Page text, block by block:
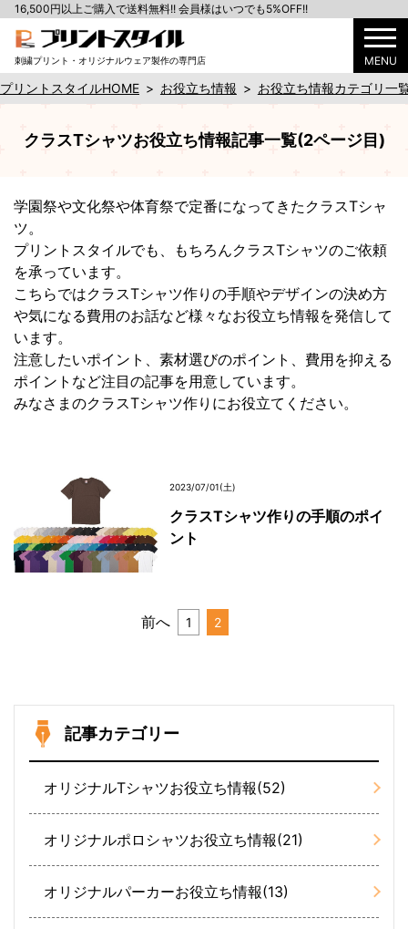
刺繍プリント・オリジナルウェア製作の専門店 MENU
16,500円以上ご購入で送料無料!! 会員様はいつでも5%OFF!!
プリントスタイルHOME > お役立ち情報 > お役立ち情報カテゴリ一
クラスTシャツお役立ち情報記事一覧(2ページ目)
学園祭や文化祭や体育祭で定番になってきたクラスTシャ
ツ。
プリントスタイルでも、もちろんクラスTシャツのご依頼
を承っています。
こちらではクラスTシャツ作りの手順やデザインの決め方
や気になる費用のお話など様々なお役立ち情報を発信して
います。
注意したいポイント、素材選びのポイント、費用を抑える
ポイントなど注目の記事を用意しています。
みなさまのクラスTシャツ作りにお役立てください。
2023/07/01(土)
クラスTシャツ作りの手順のポイ
ント
前へ 1 2
記事カテゴリー
オリジナルTシャツお役立ち情報(52)
オリジナルポロシャツお役立ち情報(21)
オリジナルパーカーお役立ち情報(13)